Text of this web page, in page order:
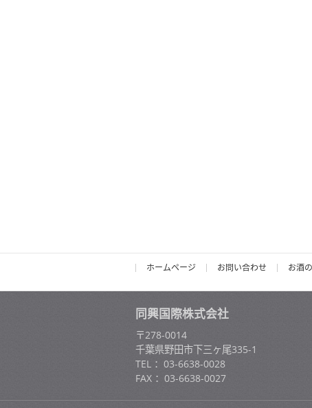
ホームページ お問い合わせ お酒
同興国際株式会社
〒278-0014
千葉県野田市下三ヶ尾335-1
TEL ：03-6638-0028
FAX ：03-6638-0027